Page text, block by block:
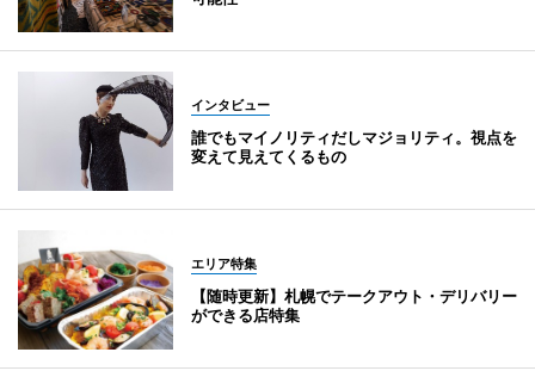
インタビュー
誰でもマイノリティだしマジョリティ。視点を
変えて見えてくるもの
エリア特集
【随時更新】札幌でテークアウト・デリバリー
ができる店特集